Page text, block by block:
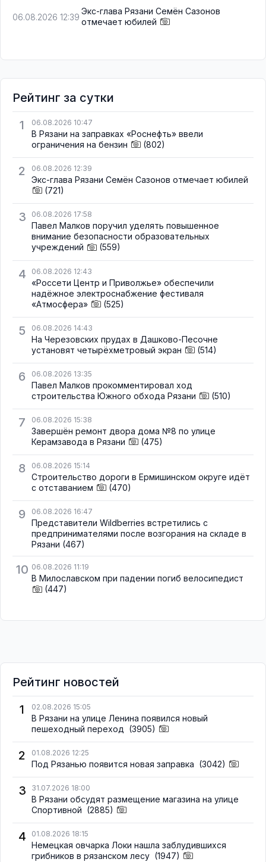
06.08.2026 12:39
Экс-глава Рязани Семён Сазонов
отмечает юбилей
Рейтинг за сутки
1
06.08.2026 10:47
В Рязани на заправках «Роснефть» ввели
ограничения на бензин
(802)
2 06.08.2026 12:39
Экс-глава Рязани Семён Сазонов отмечает юбилей
(721)
3 06.08.2026 17:58
Павел Малков поручил уделять повышенное
внимание безопасности образовательных
учреждений
(559)
4 06.08.2026 12:43
«Россети Центр и Приволжье» обеспечили
надёжное электроснабжение фестиваля
«Атмосфера»
(525)
5 06.08.2026 14:43
На Черезовских прудах в Дашково-Песочне
установят четырёхметровый экран
(514)
6 06.08.2026 13:35
Павел Малков прокомментировал ход
строительства Южного обхода Рязани
(510)
7 06.08.2026 15:38
Завершён ремонт двора дома №8 по улице
Керамзавода в Рязани
(475)
8 06.08.2026 15:14
Строительство дороги в Ермишинском округе идёт
с отставанием
(470)
9 06.08.2026 16:47
Представители Wildberries встретились с
предпринимателями после возгорания на складе в
Рязани (467)
10 06.08.2026 11:19
В Милославском при падении погиб велосипедист
(447)
Рейтинг новостей
1
02.08.2026 15:05
В Рязани на улице Ленина появился новый
пешеходный переход (3905)
2 01.08.2026 12:25
Под Рязанью появится новая заправка (3042)
3 31.07.2026 18:00
В Рязани обсудят размещение магазина на улице
Спортивной (2885)
4 01.08.2026 18:15
Немецкая овчарка Локи нашла заблудившихся
грибников в рязанском лесу (1947)